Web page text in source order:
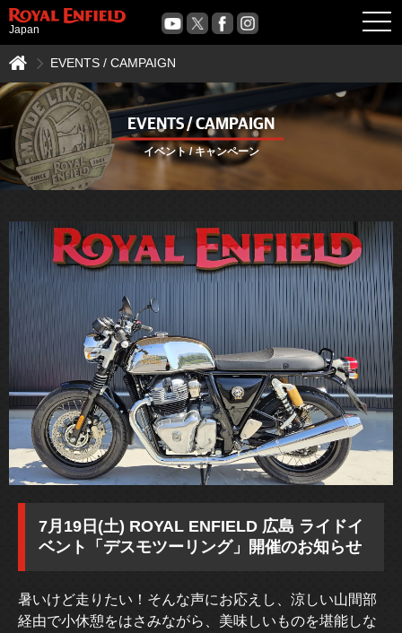
Japan
EVENTS / CAMPAIGN
EVENTS / CAMPAIGN
イベント / キャンペーン
7月19日(土) ROYAL ENFIELD 広島 ライドイ
ベント「デスモツーリング」開催のお知らせ
暑いけど走りたい！そんな声にお応えし、涼しい山間部
経由で小休憩をはさみながら、美味しいものを堪能しな